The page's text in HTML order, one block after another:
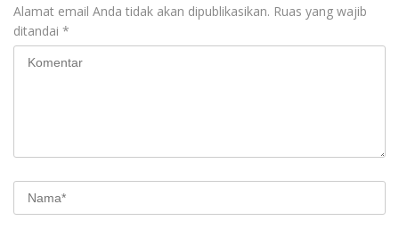
Alamat email Anda tidak akan dipublikasikan. Ruas yang wajib
ditandai *